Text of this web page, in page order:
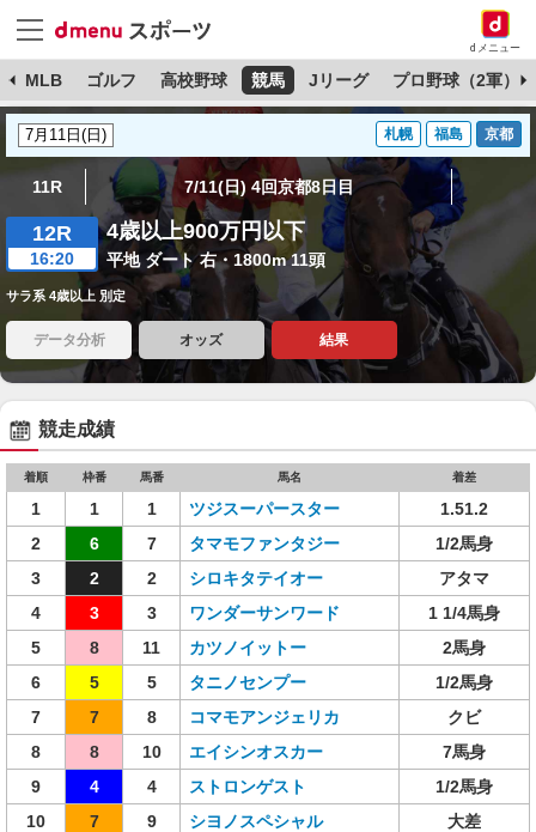
dメニュー
MLB ゴルフ 高校野球 競馬 Jリーグ プロ野球（2軍）
札幌 福島 京都
11R 7/11(日) 4回京都8日目
12R
16:20
4歳以上900万円以下
平地 ダート 右・1800m 11頭
サラ系 4歳以上 別定
データ分析 オッズ 結果
競走成績
着順 枠番 馬番 馬名 着差
1 1 1 ツジスーパースター
1.51.2
2
6 7 タマモファンタジー
1/2馬身
3
2 2 シロキタテイオー
アタマ
4
3 3 ワンダーサンワード
1 1/4馬身
5
8 11 カツノイットー
2馬身
6
5 5 タニノセンプー
1/2馬身
7
7 8 コマモアンジェリカ
クビ
8
8 10 エイシンオスカー
7馬身
9
4 4 ストロンゲスト
1/2馬身
10
7 9 シヨノスペシャル
大差